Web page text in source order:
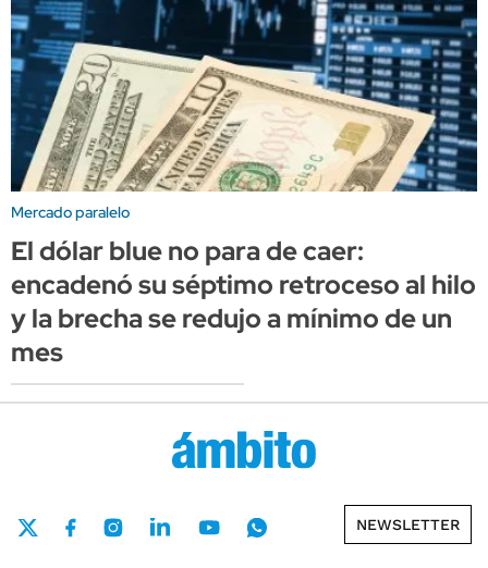
Mercado paralelo
El dólar blue no para de caer:
encadenó su séptimo retroceso al hilo
y la brecha se redujo a mínimo de un
mes
NEWSLETTER